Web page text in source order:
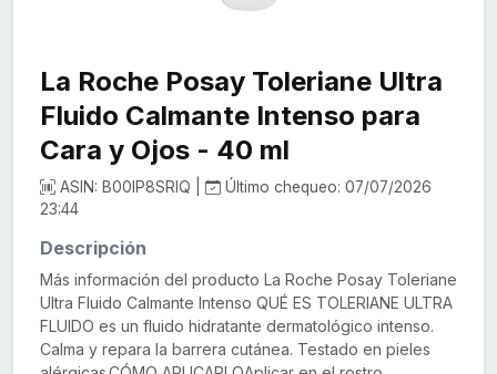
La Roche Posay Toleriane Ultra
Fluido Calmante Intenso para
Cara y Ojos - 40 ml
ASIN: B00IP8SRIQ |
Último chequeo: 07/07/2026
23:44
Descripción
Más información del producto La Roche Posay Toleriane
Ultra Fluido Calmante Intenso QUÉ ES TOLERIANE ULTRA
FLUIDO es un fluido hidratante dermatológico intenso.
Calma y repara la barrera cutánea. Testado en pieles